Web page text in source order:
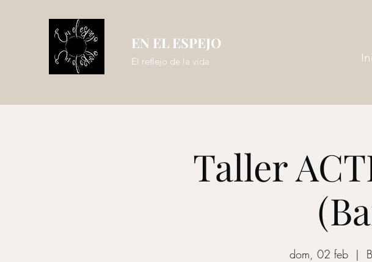
EN EL ESPEJO
El reflejo de la vida
Taller
dom, 02 feb
  |